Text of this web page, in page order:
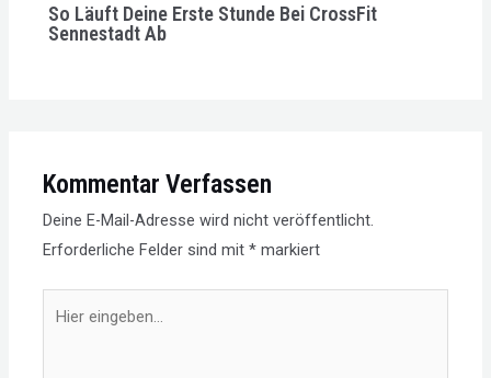
So Läuft Deine Erste Stunde Bei CrossFit
Sennestadt Ab
Kommentar Verfassen
Deine E-Mail-Adresse wird nicht veröffentlicht.
Erforderliche Felder sind mit* markiert
eingeben…